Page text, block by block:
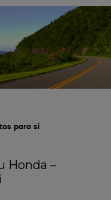
para si
Honda –